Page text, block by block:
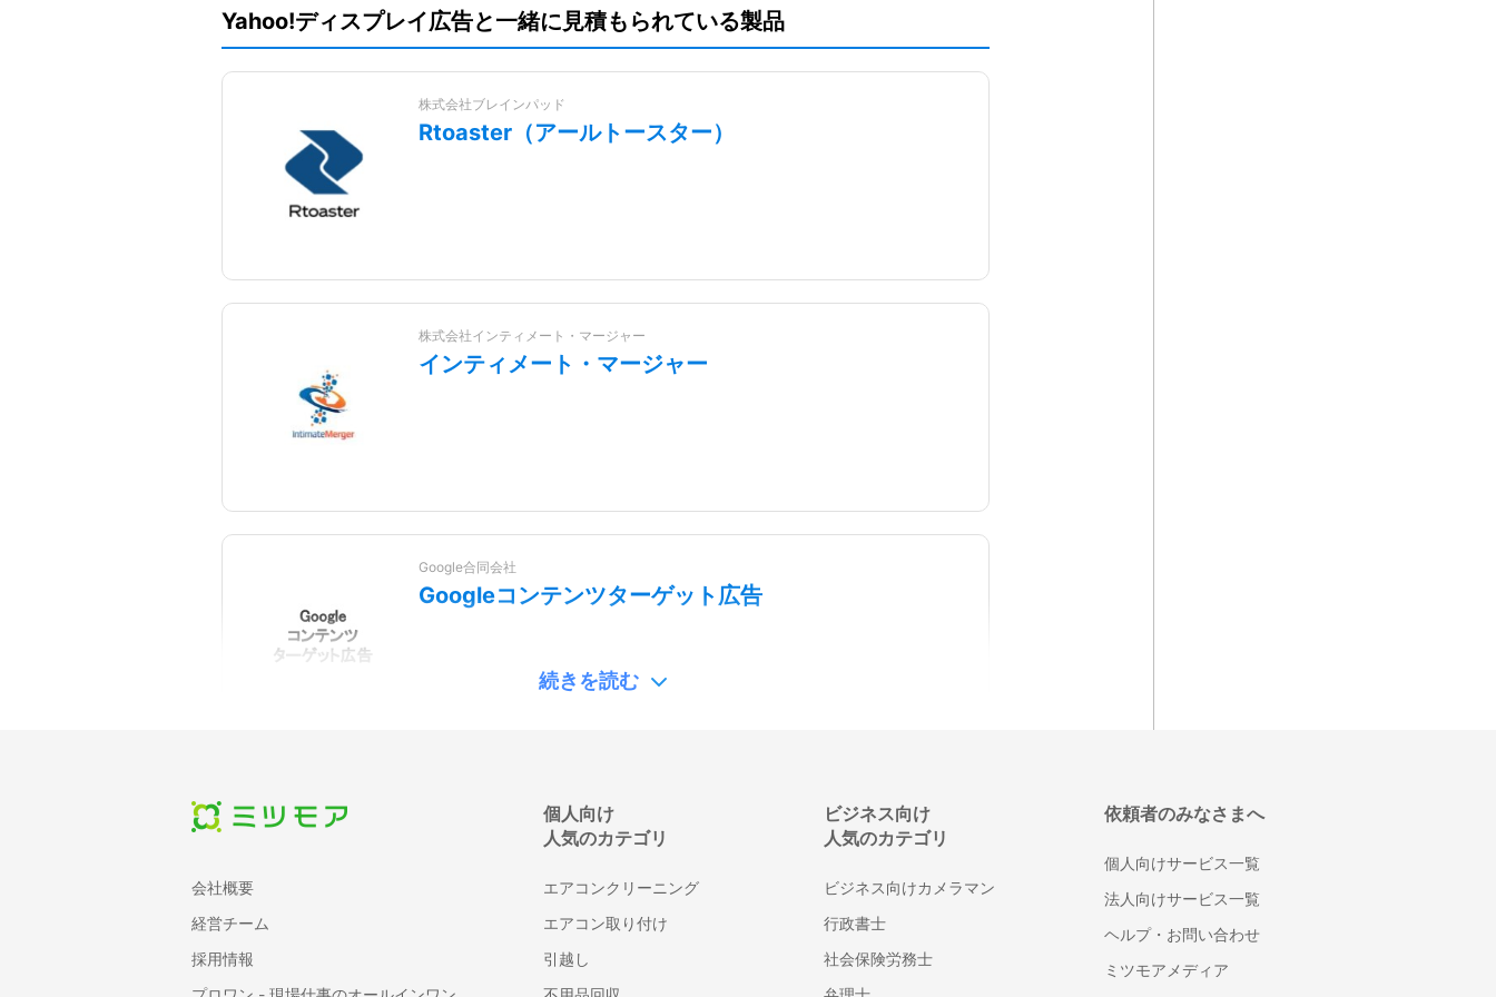
Yahoo!ディスプレイ広告と一緒に見積もられている製品
株式会社ブレインパッド
Rtoaster（アールトースター）
株式会社インティメート・マージャー
インティメート・マージャー
Google合同会社
Googleコンテンツターゲット広告
gumgum（ガムガム）
続きを読む
会社概要
経営チーム
採用情報
個人向け
人気のカテゴリ
エアコンクリーニング
エアコン取り付け
引越し
ビジネス向け
人気のカテゴリ
ビジネス向けカメラマン
行政書士
社会保険労務士
依頼者のみなさまへ
個人向けサービス一覧
法人向けサービス一覧
ヘルプ・お問い合わせ
ミツモアメディア